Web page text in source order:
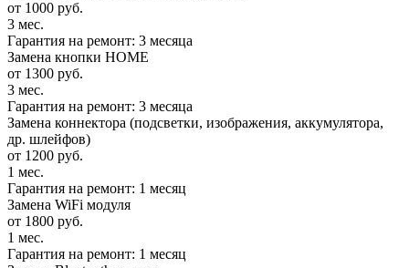
от 1000 руб.
3 мес.
Гарантия на ремонт: 3 месяца
Замена кнопки HOME
от 1300 руб.
3 мес.
Гарантия на ремонт: 3 месяца
Замена коннектора (подсветки, изображения, аккумулятора,
др. шлейфов)
от 1200 руб.
1 мес.
Гарантия на ремонт: 1 месяц
Замена WiFi модуля
от 1800 руб.
1 мес.
Гарантия на ремонт: 1 месяц